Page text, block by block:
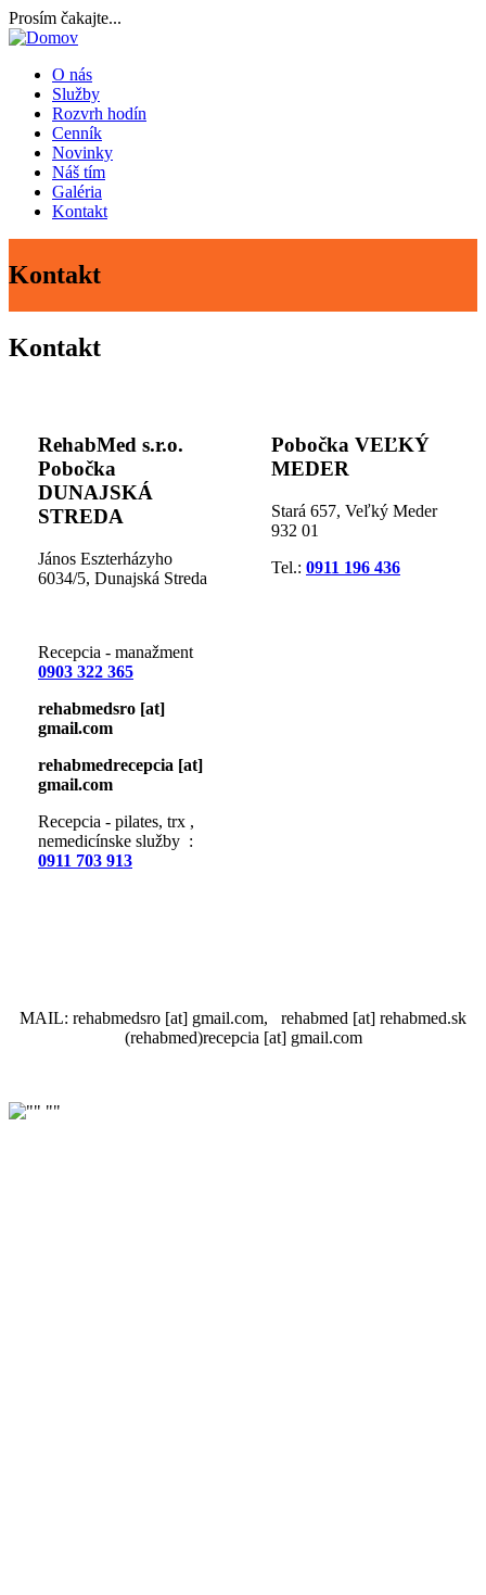
Skočiť
na
obsah
Prosím čakajte...
Main
navigation
O nás
Služby
Rozvrh hodín
Cenník
Novinky
Náš tím
Galéria
Kontakt
Kontakt
Kontakt
RehabMed s.r.o.
Pobočka
DUNAJSKÁ
STREDA
János Eszterházyho
6034/5, Dunajská Streda
Recepcia - manažment
0903 322 365
rehabmedsro [at]
gmail.com
rehabmedrecepcia [at]
gmail.com
Recepcia - pilates, trx ,
nemedicínske služby :
0911 703 913
Pobočka VEĽKÝ
MEDER
Stará 657, Veľký Meder
932 01
Tel.: 0911 196 436
MAIL: rehabmedsro [at] gmail.com, rehabmed [at] rehabmed.sk
(rehabmed)recepcia [at] gmail.com